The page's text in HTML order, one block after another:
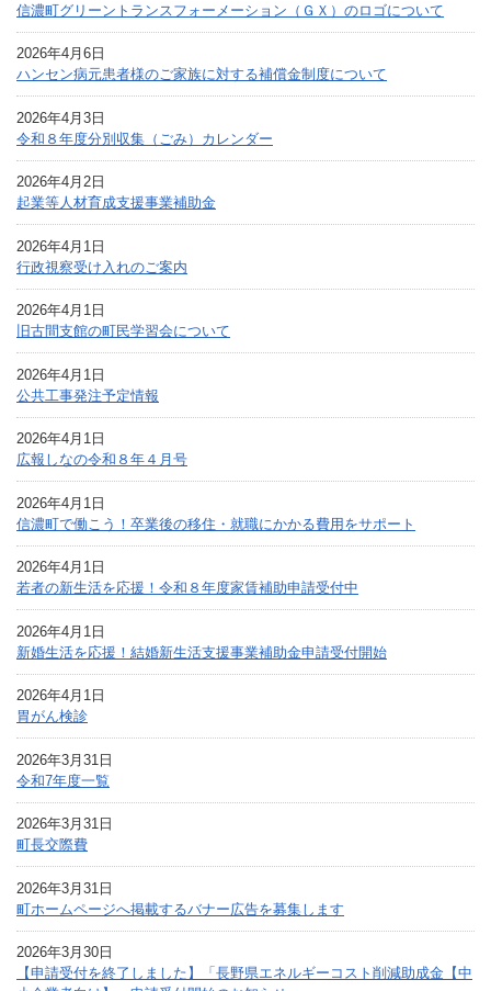
信濃町グリーントランスフォーメーション（ＧＸ）のロゴについて
2026年4月6日
ハンセン病元患者様のご家族に対する補償金制度について
2026年4月3日
令和８年度分別収集（ごみ）カレンダー
2026年4月2日
起業等人材育成支援事業補助金
2026年4月1日
行政視察受け入れのご案内
2026年4月1日
旧古間支館の町民学習会について
2026年4月1日
公共工事発注予定情報
2026年4月1日
広報しなの令和８年４月号
2026年4月1日
信濃町で働こう！卒業後の移住・就職にかかる費用をサポート
2026年4月1日
若者の新生活を応援！令和８年度家賃補助申請受付中
2026年4月1日
新婚生活を応援！結婚新生活支援事業補助金申請受付開始
2026年4月1日
胃がん検診
2026年3月31日
令和7年度一覧
2026年3月31日
町長交際費
2026年3月31日
町ホームページへ掲載するバナー広告を募集します
2026年3月30日
【申請受付を終了しました】「長野県エネルギーコスト削減助成金【中